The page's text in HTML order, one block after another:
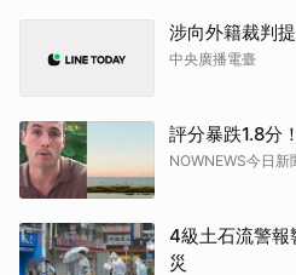
涉向外籍裁判
中央廣播電臺
評分暴跌1.8分
NOWNEWS今日新
4級土石流警報
災